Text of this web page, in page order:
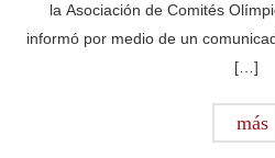
la Asociación de Comités
informó por medio de un
[…]
más